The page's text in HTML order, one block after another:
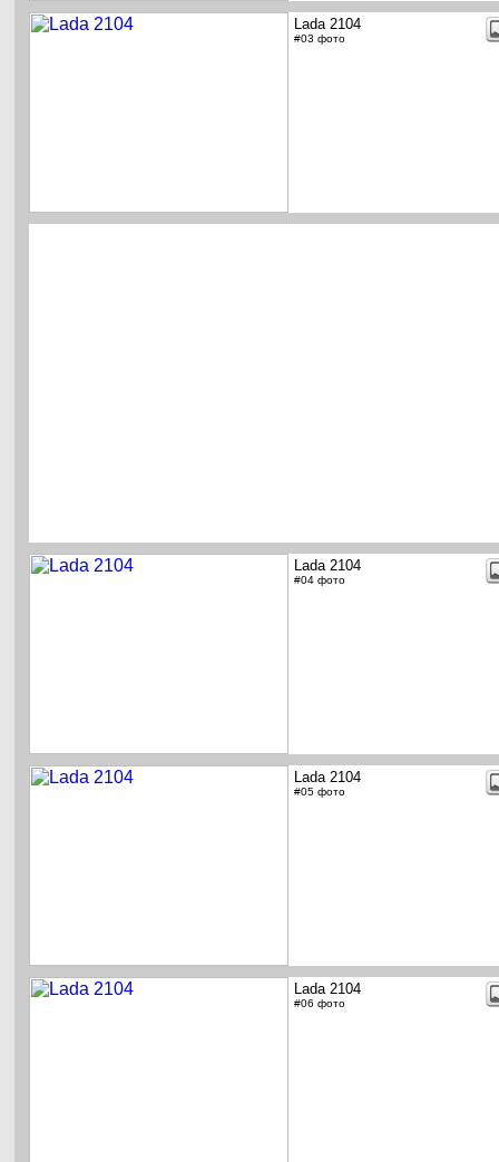
Lada 2104
#03 фото
Lada 2104
#04 фото
Lada 2104
#05 фото
Lada 2104
#06 фото